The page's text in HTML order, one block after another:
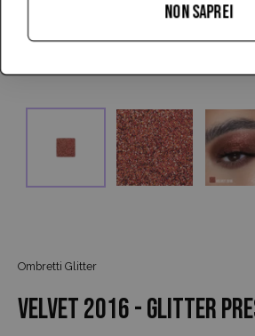
Ombretti Glitter
VELVET 2016 - GLITTER
NON SAPREI